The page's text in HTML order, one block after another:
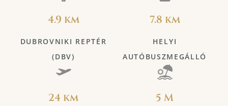
4.9 km 7.8 km
DUBROVNIKI REPTÉR
(DBV)
24 km
HELYI
AUTÓBUSZMEGÁLLÓ
5 M